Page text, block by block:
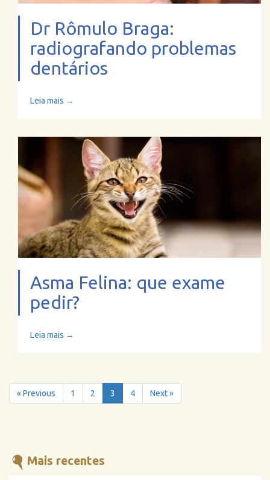
Dr Rômulo Braga:
radiografando problemas
dentários
Leia mais →
Asma Felina: que exame
pedir?
Leia mais →
« Previous 1 2 3 4 Next »
Mais recentes